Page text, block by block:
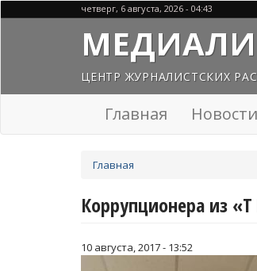
четверг, 6 августа, 2026 - 04:43
ЦЕНТР ЖУРНАЛИСТСКИХ
Главная Новости
здесь
Главная
Коррупционера из
10 августа, 2017 - 13:52